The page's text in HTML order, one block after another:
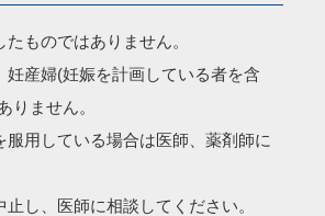
ものではありません。
妊産婦(妊娠を計画している者を含
りません。
服用している場合は医師、薬剤師に
し、医師に相談してください。